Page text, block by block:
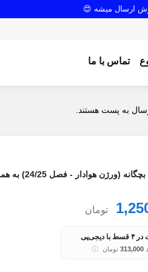
تماس با ما
به پست هستند.
هوادار - فصل 24/25) به همراه شورت ورزشی
تومان
دیجی‌پی
313,000 تومان ⓘ